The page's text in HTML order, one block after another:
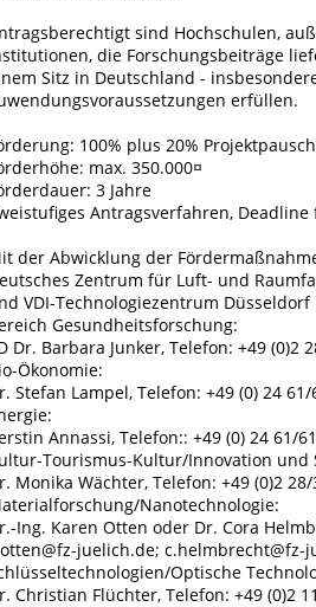
sind Hochschulen,
die Forschungsbeiträge
Sitz in Deutschland -
erfüllen.
100% plus 20%
max. 350.000¤
3 Jahre
Antragsverfahren, Deadline
der Abwicklung der
Zentrum für Luft- und
VDI-Technologiezentrum Düsseldorf
Gesundheitsforschung:
Dr. Barbara Junker, Telefon: +49
Ökonomie:
Stefan Lampel, Telefon: +49 (0) 24
Annassi, Telefon:: +49 (0) 24 61/
Tourismus-Kultur/Innovation und
Monika Wächter, Telefon: +49 (0)2
Nanotechnologie:
Ing. Karen Otten oder Dr. Cora
juelich.de; c.helmbrecht@fz-
Optische
Christian Flüchter, Telefon: +49 (0)2